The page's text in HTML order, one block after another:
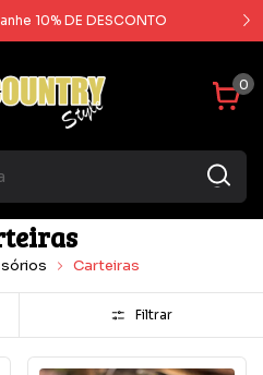
10% DE DESCONTO
0
Carteiras
Filtrar